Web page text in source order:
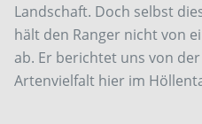
Landschaft. Doch selbst
hält den Ranger nicht von
ab. Er berichtet uns von
Artenvielfalt hier im